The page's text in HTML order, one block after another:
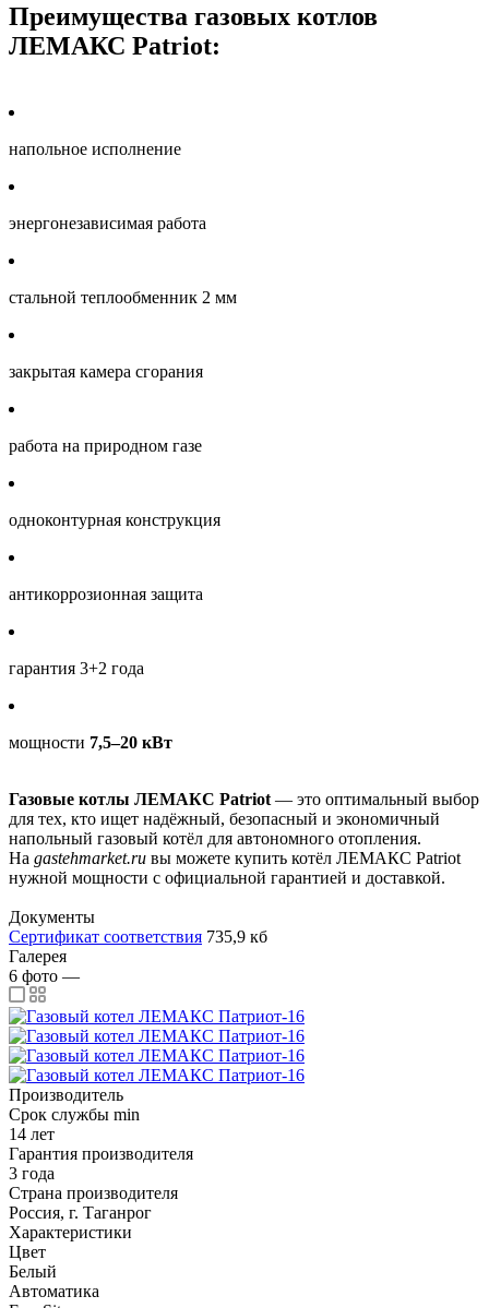
Преимущества газовых котлов
ЛЕМАКС Patriot:
напольное исполнение
энергонезависимая работа
стальной теплообменник 2 мм
закрытая камера сгорания
работа на природном газе
одноконтурная конструкция
антикоррозионная защита
гарантия 3+2 года
мощности 7,5–20 кВт
Газовые котлы ЛЕМАКС Patriot — это оптимальный выбор
для тех, кто ищет надёжный, безопасный и экономичный
напольный газовый котёл для автономного отопления.
На gastehmarket.ru вы можете купить котёл ЛЕМАКС Patriot
нужной мощности с официальной гарантией и доставкой.
Документы
Сертификат соответствия 735,9 кб
Галерея
6 фото —
Производитель
Срок службы min
14 лет
Гарантия производителя
3 года
Страна производителя
Россия, г. Таганрог
Характеристики
Цвет
Белый
Автоматика